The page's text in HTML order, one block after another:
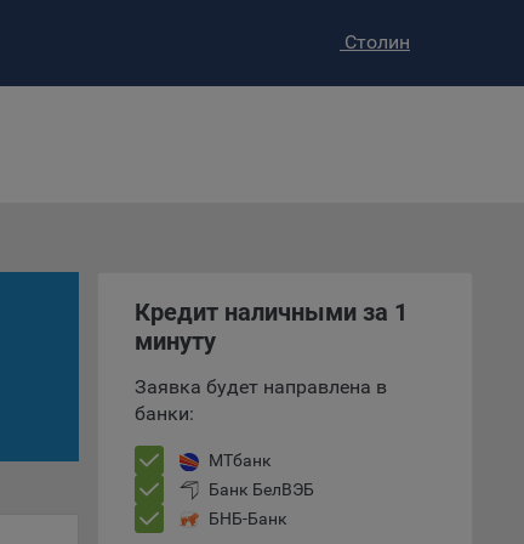
Столин
Кредит наличными за 1
минуту
Заявка будет направлена в
банки:
МТбанк
Банк БелВЭБ
БНБ-Банк